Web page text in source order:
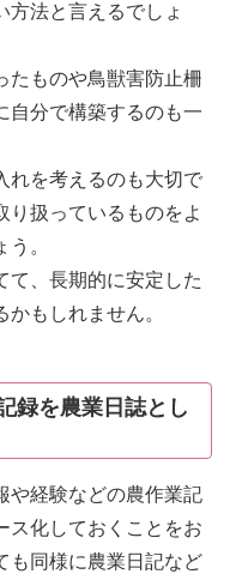
方法と言えるでしょ
たものや鳥獣害防止柵
自分で構築するのも一
れを考えるのも大切で
り扱っているものをよ
。
て、長期的に安定した
もしれません。
録を農業日誌とし
や経験などの農作業記
ス化しておくことをお
も同様に農業日記など